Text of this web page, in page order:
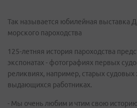
Так называется юбилейная выставка
морского пароходства
125-летняя история пароходства
экспонатах - фотографиях первых
реликвиях, например, старых судовых
выдающихся работниках.
- Мы очень любим и чтим свою